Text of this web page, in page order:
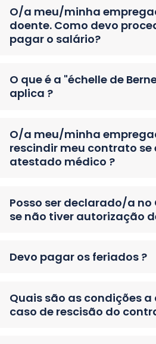
O/a meu/minha
doente. Como devo
pagar o salário?
O que é a "échelle de
aplica ?
O/a meu/minha
rescindir meu contrato se
atestado médico ?
Posso ser declarado/a no
se não tiver autorização
Devo pagar os feriados ?
Quais são as condições a
caso de rescisão do